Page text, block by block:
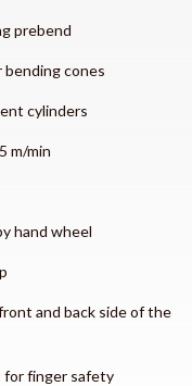
prebend
bending cones
cylinders
m/min
hand wheel
and back side of the
for finger safety